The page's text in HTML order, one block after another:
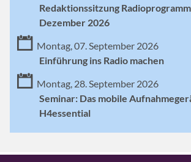
Redaktionssitzung
Dezember 2026
Montag, 07. September 2026
Einführung ins Radio machen
Montag, 28. September 2026
Seminar: Das mobile
H4essential